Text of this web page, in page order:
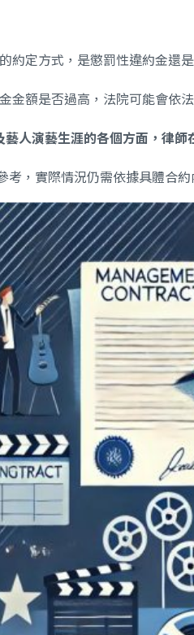
約定方式，是懲罰性違約金還
金額是否過高，法院可能會依
人演藝生涯的各個方面，律
考，實際情況仍需依據具體合